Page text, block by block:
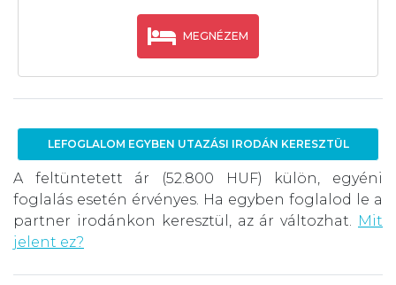
MEGNÉZEM
LEFOGLALOM EGYBEN UTAZÁSI IRODÁN KERESZTÜL
A feltüntetett ár (52.800 HUF) külön, egyéni
foglalás esetén érvényes. Ha egyben foglalod le a
partner irodánkon keresztül, az ár változhat.
Mit
jelent ez?